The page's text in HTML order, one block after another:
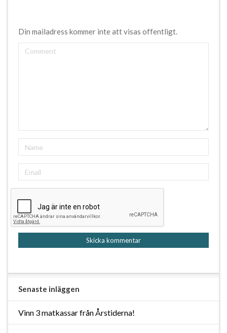
Din mailadress kommer inte att visas offentligt.
Senaste inläggen
Vinn 3 matkassar från Årstiderna!